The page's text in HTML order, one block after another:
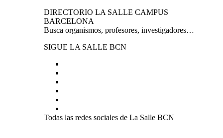
DIRECTORIO LA SALLE CAMPUS
BARCELONA
Busca organismos, profesores, investigadores…
SIGUE LA SALLE BCN
Todas las redes sociales de La Salle BCN